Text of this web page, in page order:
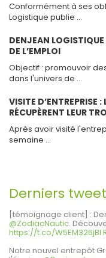
Conformément à ses
Logistique publie …
DENJEAN
DE L’EMPLOI
Objectif : promouvoir
dans l'univers de …
VISITE D’ENTREPRISE
RÉCUPÈRENT LEUR
Après avoir visité
semaine …
Derniers
[témoignage client] :
@ZodiacNautic.
https://t.co/W5EM326jBI
Notre nouvel entrepôt